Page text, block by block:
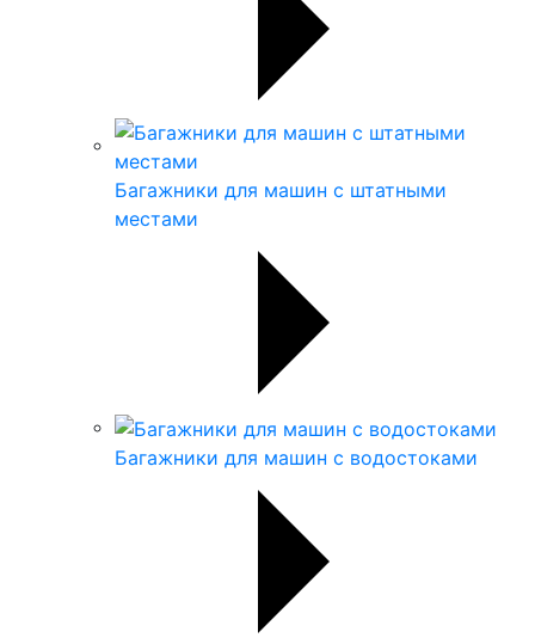
Багажники для машин с штатными
местами
Багажники для машин с водостоками